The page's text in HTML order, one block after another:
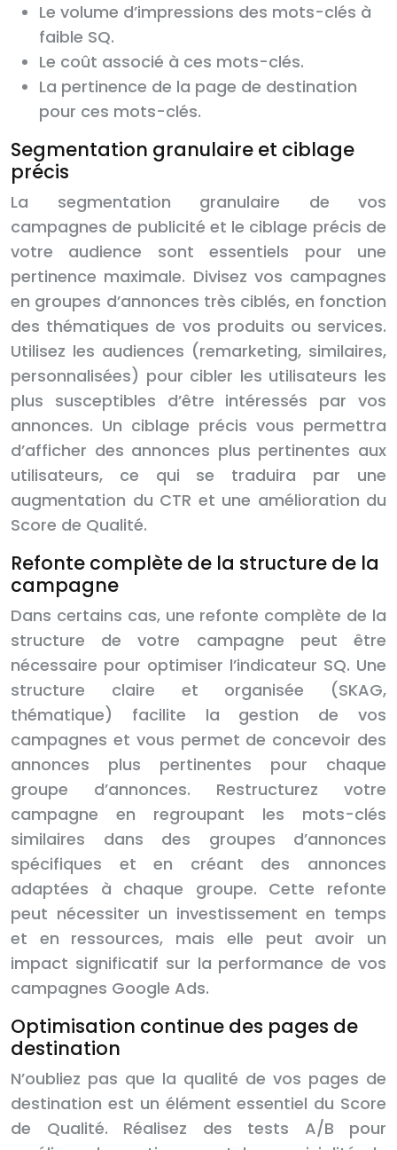
Le volume d’impressions des mots-clés à
faible SQ.
Le coût associé à ces mots-clés.
La pertinence de la page de destination
pour ces mots-clés.
Segmentation granulaire et ciblage
précis
La segmentation granulaire de vos
campagnes de publicité et le ciblage précis de
votre audience sont essentiels pour une
pertinence maximale. Divisez vos campagnes
en groupes d’annonces très ciblés, en fonction
des thématiques de vos produits ou services.
Utilisez les audiences (remarketing, similaires,
personnalisées) pour cibler les utilisateurs les
plus susceptibles d’être intéressés par vos
annonces. Un ciblage précis vous permettra
d’afficher des annonces plus pertinentes aux
utilisateurs, ce qui se traduira par une
augmentation du CTR et une amélioration du
Score de Qualité.
Refonte complète de la structure de la
campagne
Dans certains cas, une refonte complète de la
structure de votre campagne peut être
nécessaire pour optimiser l’indicateur SQ. Une
structure claire et organisée (SKAG,
thématique) facilite la gestion de vos
campagnes et vous permet de concevoir des
annonces plus pertinentes pour chaque
groupe d’annonces. Restructurez votre
campagne en regroupant les mots-clés
similaires dans des groupes d’annonces
spécifiques et en créant des annonces
adaptées à chaque groupe. Cette refonte
peut nécessiter un investissement en temps
et en ressources, mais elle peut avoir un
impact significatif sur la performance de vos
campagnes Google Ads.
Optimisation continue des pages de
destination
N’oubliez pas que la qualité de vos pages de
destination est un élément essentiel du Score
de Qualité. Réalisez des tests A/B pour